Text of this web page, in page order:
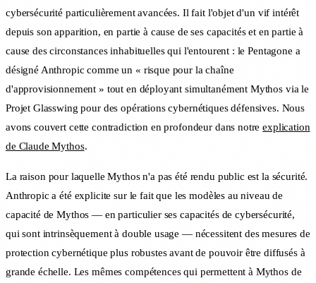
cybersécurité particulièrement avancées. Il fait l'objet d'un vif intérêt
depuis son apparition, en partie à cause de ses capacités et en partie à
cause des circonstances inhabituelles qui l'entourent : le Pentagone a
désigné Anthropic comme un « risque pour la chaîne
d'approvisionnement » tout en déployant simultanément Mythos via le
Projet Glasswing pour des opérations cybernétiques défensives. Nous
avons couvert cette contradiction en profondeur dans notreexplication
de Claude Mythos.
La raison pour laquelle Mythos n'a pas été rendu public est la sécurité.
Anthropic a été explicite sur le fait que les modèles au niveau de
capacité de Mythos — en particulier ses capacités de cybersécurité,
qui sont intrinsèquement à double usage — nécessitent des mesures de
protection cybernétique plus robustes avant de pouvoir être diffusés à
grande échelle. Les mêmes compétences qui permettent à Mythos de